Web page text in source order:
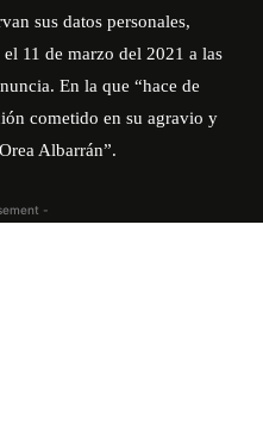
sus datos personales,
11 de marzo del 2021 a las
En la que “hace de
cometido en su agravio y
Albarrán”.
-